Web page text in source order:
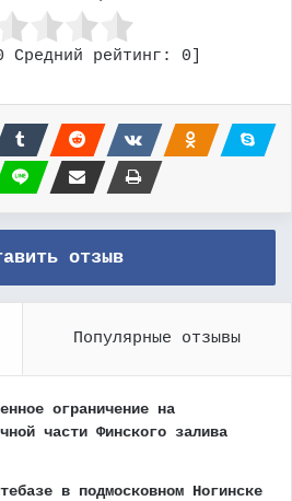
Средний рейтинг: 0
отзыв
Популярные отзывы
ограничение на
части Финского залива
в подмосковном Ногинске